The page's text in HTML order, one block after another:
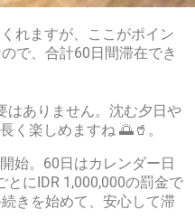
れますが、ここがポイン
で、合計60日間滞在でき
はありません。沈む夕日や
く楽しめますね 🌅🥤。
始。60日はカレンダー日
にIDR 1,000,000の罰金で
きを始めて、安心して滞